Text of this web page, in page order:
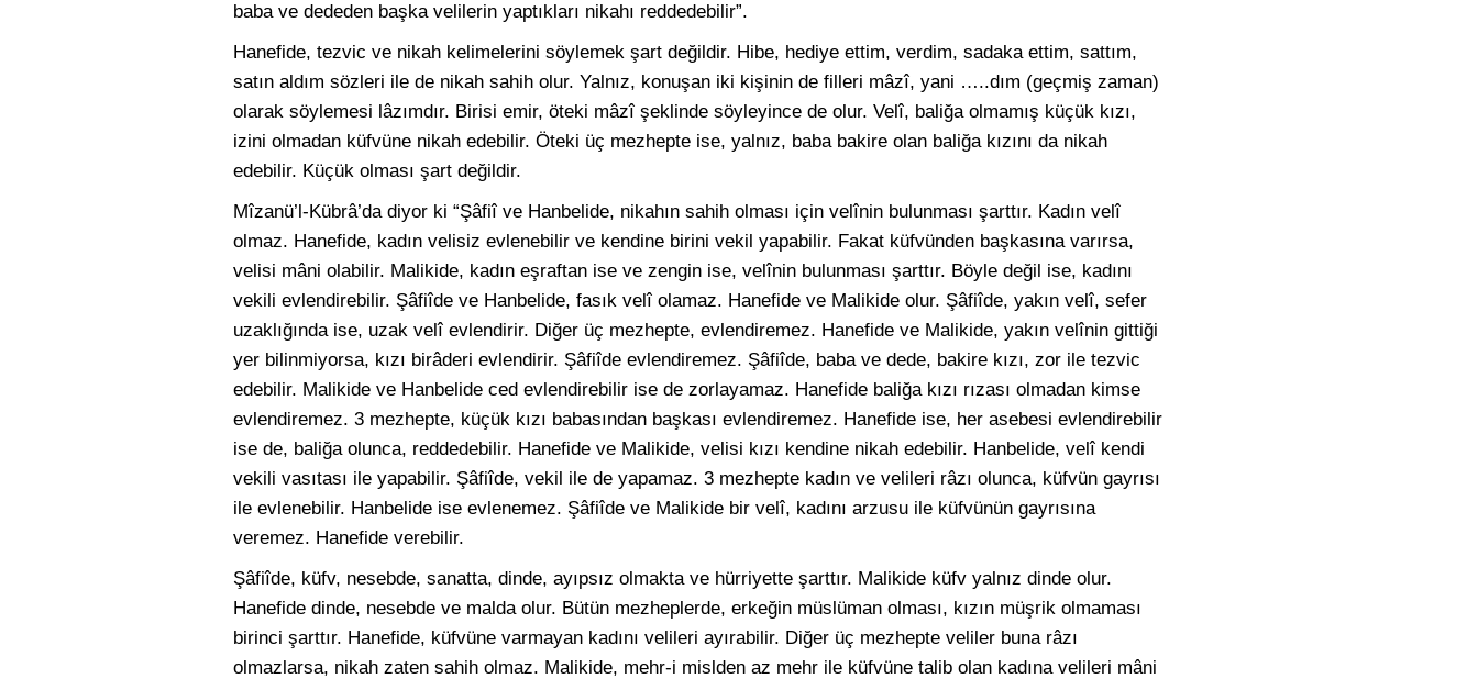
baba ve dededen başka velilerin yaptıkları nikahı reddedebilir”.
Hanefide, tezvic ve nikah kelimelerini söylemek şart değildir. Hibe, hediye ettim, verdim, sadaka ettim, sattım,
satın aldım sözleri ile de nikah sahih olur. Yalnız, konuşan iki kişinin de filleri mâzî, yani …..dım (geçmiş zaman)
olarak söylemesi lâzımdır. Birisi emir, öteki mâzî şeklinde söyleyince de olur. Velî, baliğa olmamış küçük kızı,
izini olmadan küfvüne nikah edebilir. Öteki üç mezhepte ise, yalnız, baba bakire olan baliğa kızını da nikah
edebilir. Küçük olması şart değildir.
Mîzanü’l-Kübrâ’da diyor ki “Şâfiî ve Hanbelide, nikahın sahih olması için velînin bulunması şarttır. Kadın velî
olmaz. Hanefide, kadın velisiz evlenebilir ve kendine birini vekil yapabilir. Fakat küfvünden başkasına varırsa,
velisi mâni olabilir. Malikide, kadın eşraftan ise ve zengin ise, velînin bulunması şarttır. Böyle değil ise, kadını
vekili evlendirebilir. Şâfiîde ve Hanbelide, fasık velî olamaz. Hanefide ve Malikide olur. Şâfiîde, yakın velî, sefer
uzaklığında ise, uzak velî evlendirir. Diğer üç mezhepte, evlendiremez. Hanefide ve Malikide, yakın velînin gittiği
yer bilinmiyorsa, kızı birâderi evlendirir. Şâfiîde evlendiremez. Şâfiîde, baba ve dede, bakire kızı, zor ile tezvic
edebilir. Malikide ve Hanbelide ced evlendirebilir ise de zorlayamaz. Hanefide baliğa kızı rızası olmadan kimse
evlendiremez. 3 mezhepte, küçük kızı babasından başkası evlendiremez. Hanefide ise, her asebesi evlendirebilir
ise de, baliğa olunca, reddedebilir. Hanefide ve Malikide, velisi kızı kendine nikah edebilir. Hanbelide, velî kendi
vekili vasıtası ile yapabilir. Şâfiîde, vekil ile de yapamaz. 3 mezhepte kadın ve velileri râzı olunca, küfvün gayrısı
ile evlenebilir. Hanbelide ise evlenemez. Şâfiîde ve Malikide bir velî, kadını arzusu ile küfvünün gayrısına
veremez. Hanefide verebilir.
Şâfiîde, küfv, nesebde, sanatta, dinde, ayıpsız olmakta ve hürriyette şarttır. Malikide küfv yalnız dinde olur.
Hanefide dinde, nesebde ve malda olur. Bütün mezheplerde, erkeğin müslüman olması, kızın müşrik olmaması
birinci şarttır. Hanefide, küfvüne varmayan kadını velileri ayırabilir. Diğer üç mezhepte veliler buna râzı
olmazlarsa, nikah zaten sahih olmaz. Malikide, mehr-i mislden az mehr ile küfvüne talib olan kadına velileri mâni